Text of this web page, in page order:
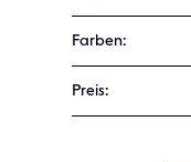
Farben:
Preis: